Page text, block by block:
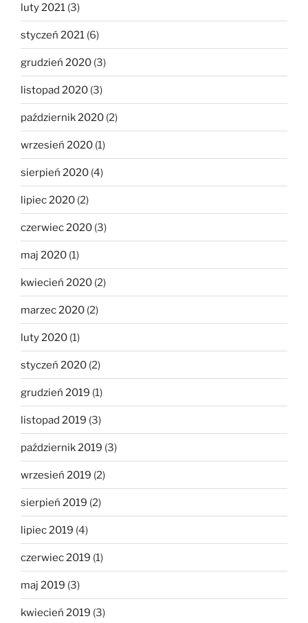
luty 2021 (3)
styczeń 2021 (6)
grudzień 2020 (3)
listopad 2020 (3)
październik 2020 (2)
wrzesień 2020 (1)
sierpień 2020 (4)
lipiec 2020 (2)
czerwiec 2020 (3)
maj 2020 (1)
kwiecień 2020 (2)
marzec 2020 (2)
luty 2020 (1)
styczeń 2020 (2)
grudzień 2019 (1)
listopad 2019 (3)
październik 2019 (3)
wrzesień 2019 (2)
sierpień 2019 (2)
lipiec 2019 (4)
czerwiec 2019 (1)
maj 2019 (3)
kwiecień 2019 (3)